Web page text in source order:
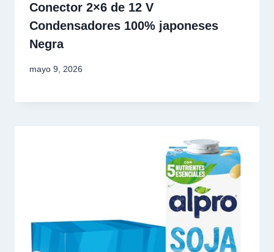
Conector 2×6 de 12 V
Condensadores 100% japoneses
Negra
mayo 9, 2026